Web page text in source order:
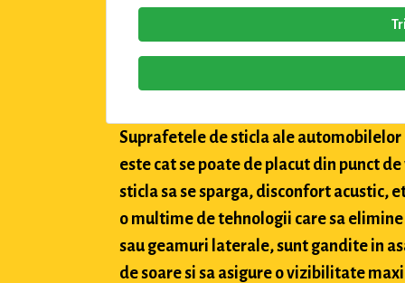
Suprafetele de sticla ale automobilelor
este cat se poate de placut din punct
sticla sa se sparga, disconfort acustic,
o multime de tehnologii care sa
sau geamuri laterale, sunt gandite in
de soare si sa asigure o vizibilitate